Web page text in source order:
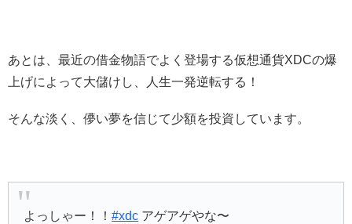
あとは、最近の借金物語でよく登場する仮想通貨XDCの爆
上げによって大儲けし、人生一発逆転する！
そんな淡く、儚い夢を信じて少額を投資しています。
よっしゃー！！#xdc アゲアゲやな〜